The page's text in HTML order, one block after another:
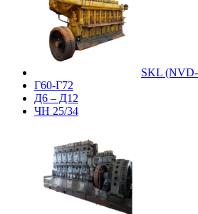
SKL
Г60-Г72
Д6 – Д12
ЧН 25/34